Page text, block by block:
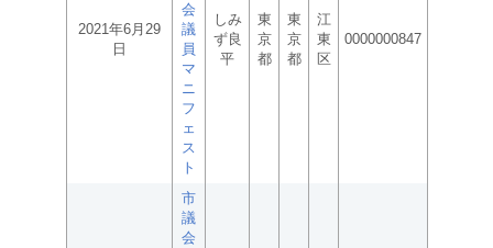
2021年6月29
日
会
議
員
マ
ニ
フ
ェ
ス
ト
しみ
ず良
平
東
京
都
東
京
都
江
東
区
0000000847
市
議
会